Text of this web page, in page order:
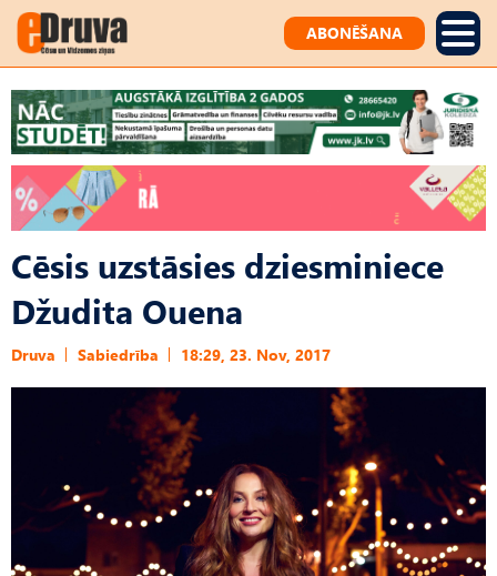
ABONĒŠANA
Cēsis uzstāsies dziesminiece
Džudita Ouena
Druva Sabiedrība 18:29, 23. Nov, 2017